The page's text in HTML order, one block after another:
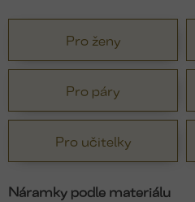
Pro ženy
Pro páry
Pro učitelky
Náramky podle materiálu